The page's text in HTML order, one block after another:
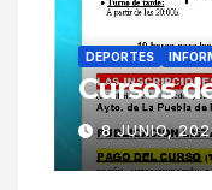
DEPORTES
Cursos
8 JUNIO,